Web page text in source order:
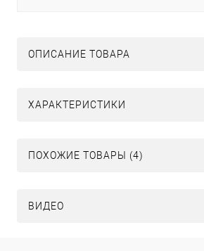
ОПИСАНИЕ ТОВАРА
ХАРАКТЕРИСТИКИ
ПОХОЖИЕ ТОВАРЫ (4)
ВИДЕО